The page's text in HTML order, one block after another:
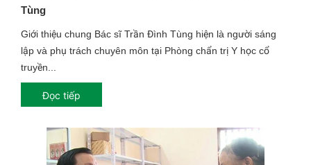
Tùng
Giới thiệu chung Bác sĩ Trần Đình Tùng hiện là người sáng
lập và phụ trách chuyên môn tại Phòng chẩn trị Y học cổ
truyền...
Đọc tiếp